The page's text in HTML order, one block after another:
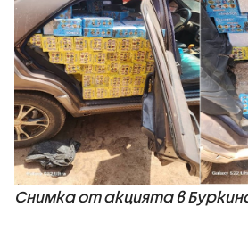
Снимка от акцията в